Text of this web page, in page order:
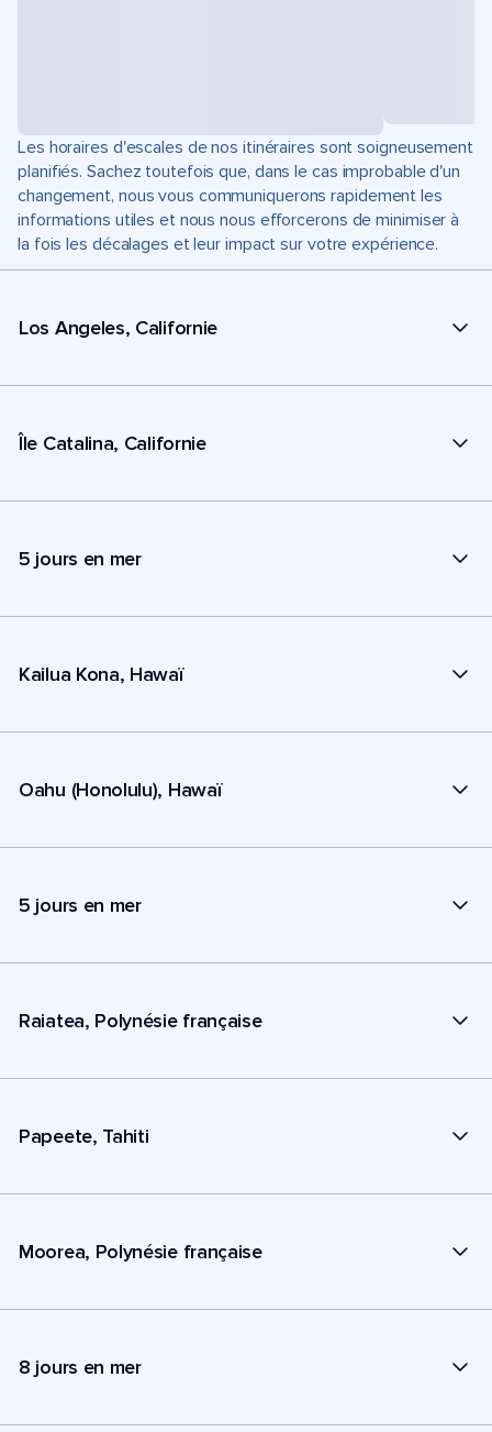
Les horaires d'escales de nos itinéraires sont soigneusement
planifiés. Sachez toutefois que, dans le cas improbable d'un
changement, nous vous communiquerons rapidement les
informations utiles et nous nous efforcerons de minimiser à
la fois les décalages et leur impact sur votre expérience.
Los Angeles, Californie
Île Catalina, Californie
5 jours en mer
Kailua Kona, Hawaï
Oahu (Honolulu), Hawaï
5 jours en mer
Raiatea, Polynésie française
Papeete, Tahiti
Moorea, Polynésie française
8 jours en mer